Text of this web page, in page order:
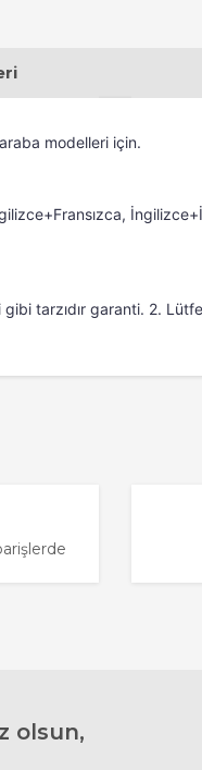
modelleri için.
gibi tarzıdır garanti. 2.
olsun,